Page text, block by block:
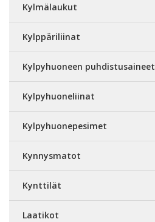
Kylmälaukut
Kylppäriliinat
Kylpyhuoneen puhdistusaineet
Kylpyhuoneliinat
Kylpyhuonepesimet
Kynnysmatot
Kynttilät
Laatikot